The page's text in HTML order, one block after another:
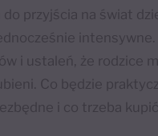
przyjścia na świat
i ustaleń, że rodzice
Co będzie
i co trzeba